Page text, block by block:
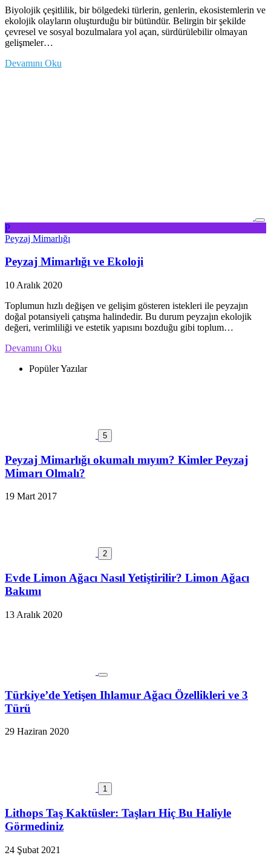
Biyolojik çeşitlilik, bir bölgedeki türlerin, genlerin, ekosistemlerin ve
ekolojik olayların oluşturduğu bir bütündür. Belirgin bir şekilde
çevresel ve sosyal bozulmalara yol açan, sürdürülebilir olmayan
gelişmeler…
Devamını Oku
P
Peyzaj Mimarlığı
Peyzaj Mimarlığı ve Ekoloji
10 Aralık 2020
Toplumun hızlı değişen ve gelişim gösteren istekleri ile peyzajın
doğal potansiyeli çatışma halindedir. Bu durum peyzajın ekolojik
değeri, verimliliği ve estetik yapısını bozduğu gibi toplum…
Devamını Oku
Popüler Yazılar
5
Peyzaj Mimarlığı okumalı mıyım? Kimler Peyzaj
Mimarı Olmalı?
19 Mart 2017
2
Evde Limon Ağacı Nasıl Yetiştirilir? Limon Ağacı
Bakımı
13 Aralık 2020
Türkiye’de Yetişen Ihlamur Ağacı Özellikleri ve 3
Türü
29 Haziran 2020
1
Lithops Taş Kaktüsler: Taşları Hiç Bu Haliyle
Görmediniz
24 Şubat 2021